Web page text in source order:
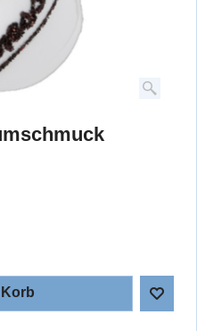
Korb